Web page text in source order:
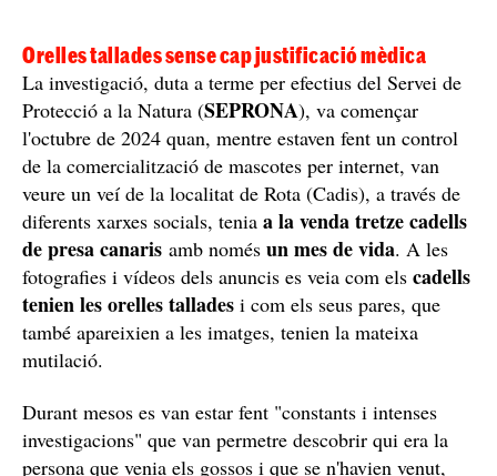
Orelles tallades sense cap justificació mèdica
La investigació, duta a terme per efectius del Servei de
Protecció a la Natura (SEPRONA), va començar
l'octubre de 2024 quan, mentre estaven fent un control
de la comercialització de mascotes per internet, van
veure un veí de la localitat de Rota (Cadis), a través de
diferents xarxes socials, tenia a la venda tretze cadells
de presa canaris amb només un mes de vida. A les
fotografies i vídeos dels anuncis es veia com els cadells
tenien les orelles tallades i com els seus pares, que
també apareixien a les imatges, tenien la mateixa
mutilació.